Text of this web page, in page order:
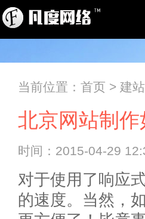
当前位置： 首页 > 建
北京网站制
时间：2015-04-29
对于使用了响应
的速度。当然，